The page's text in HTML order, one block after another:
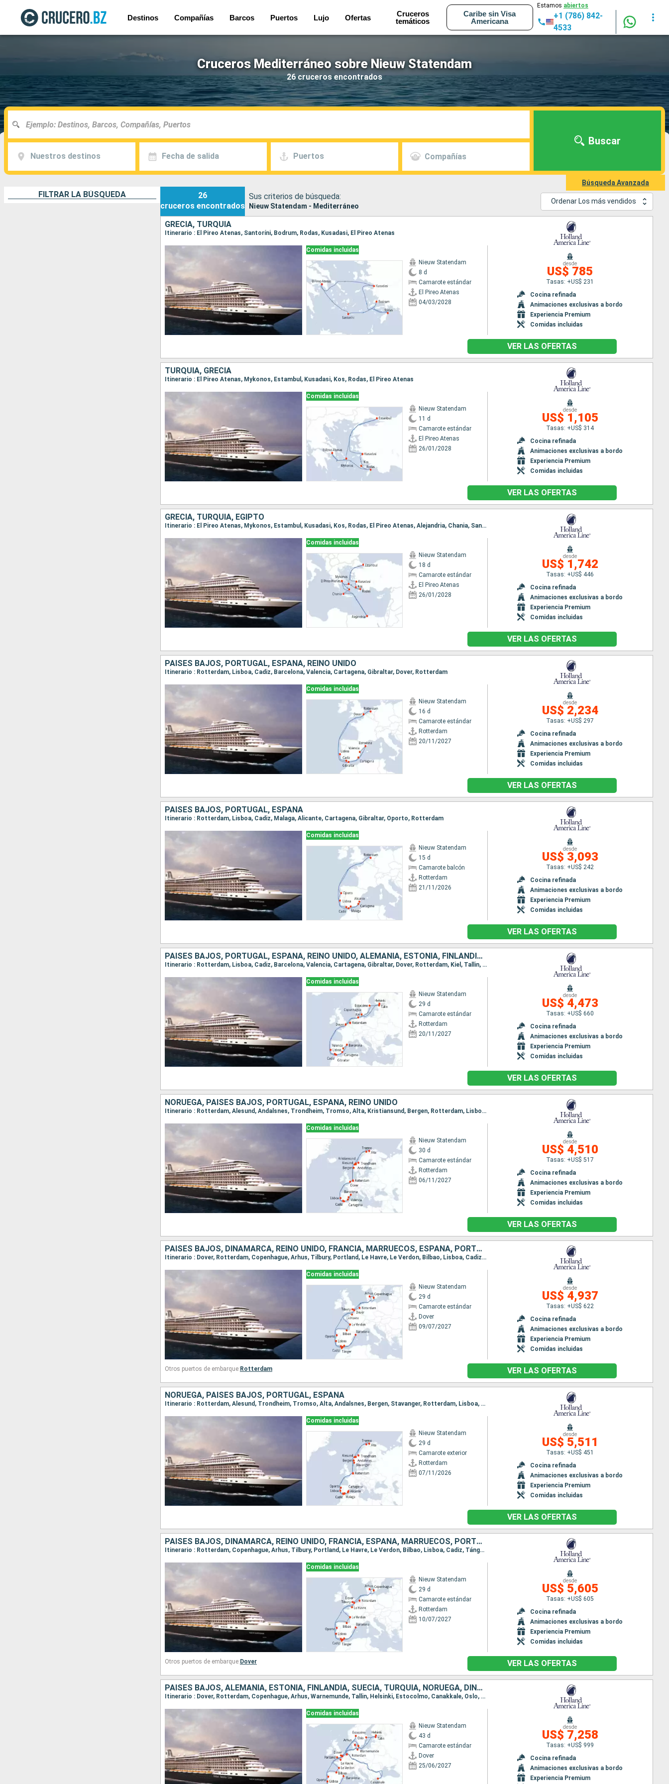
Destinos Compañías Barcos Puertos Lujo Ofertas
Cruceros
temáticos
Caribe sin Visa
Americana
Estamos abiertos
+1 (786) 842-
4533
Cruceros Mediterráneo sobre Nieuw Statendam
26 cruceros encontrados
Nuestros destinos Fecha de salida Puertos Compañías
Buscar
Búsqueda Avanzada
FILTRAR LA BÚSQUEDA
26
cruceros encontrados
Sus criterios de búsqueda:
Nieuw Statendam - Mediterráneo
Ordenar Los más vendidos
GRECIA, TURQUÍA
Itinerario : El Pireo Atenas, Santoríni, Bodrum, Rodas, Kusadasi, El Pireo Atenas
Comidas incluidas
Nieuw Statendam
8 d
Camarote estándar
El Pireo Atenas
04/03/2028
desde
US$ 785
Tasas: +US$ 231
Cocina refinada
Animaciones exclusivas a bordo
Experiencia Premium
Comidas incluidas
VER LAS OFERTAS
TURQUÍA, GRECIA
Itinerario : El Pireo Atenas, Mykonos, Estambul, Kusadasi, Kos, Rodas, El Pireo Atenas
Comidas incluidas
Nieuw Statendam
11 d
Camarote estándar
El Pireo Atenas
26/01/2028
desde
US$ 1,105
Tasas: +US$ 314
Cocina refinada
Animaciones exclusivas a bordo
Experiencia Premium
Comidas incluidas
VER LAS OFERTAS
GRECIA, TURQUÍA, EGIPTO
Itinerario : El Pireo Atenas, Mykonos, Estambul, Kusadasi, Kos, Rodas, El Pireo Atenas, Alejandria, Chania, Santoríni, El Pireo Atenas
Comidas incluidas
Nieuw Statendam
18 d
Camarote estándar
El Pireo Atenas
26/01/2028
desde
US$ 1,742
Tasas: +US$ 446
Cocina refinada
Animaciones exclusivas a bordo
Experiencia Premium
Comidas incluidas
VER LAS OFERTAS
PAISES BAJOS, PORTUGAL, ESPAÑA, REINO UNIDO
Itinerario : Rotterdam, Lisboa, Cadiz, Barcelona, Valencia, Cartagena, Gibraltar, Dover, Rotterdam
Comidas incluidas
Nieuw Statendam
16 d
Camarote estándar
Rotterdam
20/11/2027
desde
US$ 2,234
Tasas: +US$ 297
Cocina refinada
Animaciones exclusivas a bordo
Experiencia Premium
Comidas incluidas
VER LAS OFERTAS
PAISES BAJOS, PORTUGAL, ESPAÑA
Itinerario : Rotterdam, Lisboa, Cadiz, Malaga, Alicante, Cartagena, Gibraltar, Oporto, Rotterdam
Comidas incluidas
Nieuw Statendam
15 d
Camarote balcón
Rotterdam
21/11/2026
desde
US$ 3,093
Tasas: +US$ 242
Cocina refinada
Animaciones exclusivas a bordo
Experiencia Premium
Comidas incluidas
VER LAS OFERTAS
PAISES BAJOS, PORTUGAL, ESPAÑA, REINO UNIDO, ALEMANIA, ESTONIA, FINLANDIA, SUECIA, DINAMARCA
Itinerario : Rotterdam, Lisboa, Cadiz, Barcelona, Valencia, Cartagena, Gibraltar, Dover, Rotterdam, Kiel, Tallin, Helsinki, Estocolmo, Copenhague, Dover, Rotterdam
Comidas incluidas
Nieuw Statendam
29 d
Camarote estándar
Rotterdam
20/11/2027
desde
US$ 4,473
Tasas: +US$ 660
Cocina refinada
Animaciones exclusivas a bordo
Experiencia Premium
Comidas incluidas
VER LAS OFERTAS
NORUEGA, PAISES BAJOS, PORTUGAL, ESPAÑA, REINO UNIDO
Itinerario : Rotterdam, Alesund, Andalsnes, Trondheim, Tromso, Alta, Kristiansund, Bergen, Rotterdam, Lisboa, Cadiz, Barcelona, Valencia, Cartagena, Gibraltar, Dover, Rotterdam
Comidas incluidas
Nieuw Statendam
30 d
Camarote estándar
Rotterdam
06/11/2027
desde
US$ 4,510
Tasas: +US$ 517
Cocina refinada
Animaciones exclusivas a bordo
Experiencia Premium
Comidas incluidas
VER LAS OFERTAS
PAISES BAJOS, DINAMARCA, REINO UNIDO, FRANCIA, MARRUECOS, ESPAÑA, PORTUGAL
Itinerario : Dover, Rotterdam, Copenhague, Arhus, Tilbury, Portland, Le Havre, Le Verdon, Bilbao, Lisboa, Cadiz, Tánger, Malaga, Barcelona, Gibraltar, Oporto, Dover
Comidas incluidas
Nieuw Statendam
29 d
Camarote estándar
Dover
09/07/2027
desde
US$ 4,937
Tasas: +US$ 622
Cocina refinada
Animaciones exclusivas a bordo
Experiencia Premium
Comidas incluidas
Otros puertos de embarque: Rotterdam VER LAS OFERTAS
NORUEGA, PAISES BAJOS, PORTUGAL, ESPAÑA
Itinerario : Rotterdam, Alesund, Trondheim, Tromso, Alta, Andalsnes, Bergen, Stavanger, Rotterdam, Lisboa, Cadiz, Malaga, Alicante, Cartagena, Gibraltar, Oporto, Rotterdam
Comidas incluidas
Nieuw Statendam
29 d
Camarote exterior
Rotterdam
07/11/2026
desde
US$ 5,511
Tasas: +US$ 451
Cocina refinada
Animaciones exclusivas a bordo
Experiencia Premium
Comidas incluidas
VER LAS OFERTAS
PAISES BAJOS, DINAMARCA, REINO UNIDO, FRANCIA, ESPAÑA, MARRUECOS, PORTUGAL
Itinerario : Rotterdam, Copenhague, Arhus, Tilbury, Portland, Le Havre, Le Verdon, Bilbao, Lisboa, Cadiz, Tánger, Malaga, Barcelona, Gibraltar, Oporto, Dover, Rotterdam
Comidas incluidas
Nieuw Statendam
29 d
Camarote estándar
Rotterdam
10/07/2027
desde
US$ 5,605
Tasas: +US$ 605
Cocina refinada
Animaciones exclusivas a bordo
Experiencia Premium
Comidas incluidas
Otros puertos de embarque: Dover VER LAS OFERTAS
PAISES BAJOS, ALEMANIA, ESTONIA, FINLANDIA, SUECIA, TURQUÍA, NORUEGA, DINAMARCA, REINO UNIDO, FRANCIA, ESPAÑA, MARRUECOS, PORTUGAL
Itinerario : Dover, Rotterdam, Copenhague, Arhus, Warnemunde, Tallin, Helsinki, Estocolmo, Canakkale, Oslo, Dover, Rotterdam, Copenhague, Arhus, Tilbury, Portland, Le Havre, Le Verdon, Bilbao, Lisboa, Cadiz, Tánger, Malaga, Barcelona, Gibraltar, Oporto, Dover
Comidas incluidas
Nieuw Statendam
43 d
Camarote estándar
Dover
25/06/2027
desde
US$ 7,258
Tasas: +US$ 999
Cocina refinada
Animaciones exclusivas a bordo
Experiencia Premium